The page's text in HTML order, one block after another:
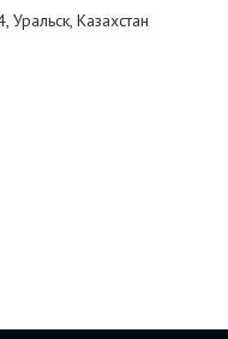
Уральск, Казахстан